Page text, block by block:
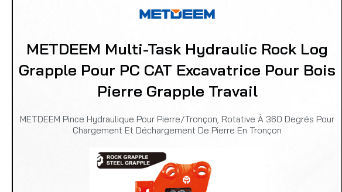
METDEEM Multi-Task Hydraulic Rock Log
Grapple Pour PC CAT Excavatrice Pour Bois
Pierre Grapple Travail
METDEEM Pince Hydraulique Pour Pierre/tronçon, Rotative À 360 Degrés Pour
Chargement Et Déchargement De Pierre En Tronçon